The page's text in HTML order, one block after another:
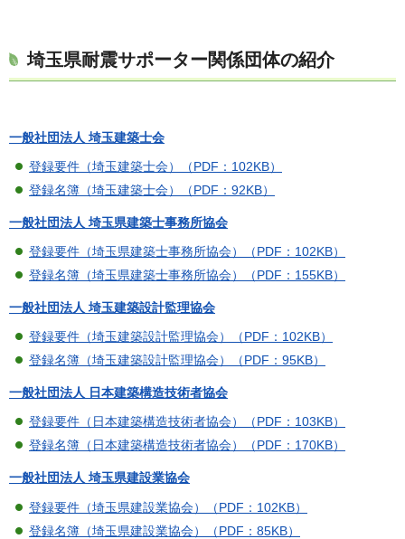
埼玉県耐震サポーター関係団体の紹介
一般社団法人 埼玉建築士会
登録要件（埼玉建築士会）（PDF：102KB）
登録名簿（埼玉建築士会）（PDF：92KB）
一般社団法人 埼玉県建築士事務所協会
登録要件（埼玉県建築士事務所協会）（PDF：102KB）
登録名簿（埼玉県建築士事務所協会）（PDF：155KB）
一般社団法人 埼玉建築設計監理協会
登録要件（埼玉建築設計監理協会）（PDF：102KB）
登録名簿（埼玉建築設計監理協会）（PDF：95KB）
一般社団法人 日本建築構造技術者協会
登録要件（日本建築構造技術者協会）（PDF：103KB）
登録名簿（日本建築構造技術者協会）（PDF：170KB）
一般社団法人 埼玉県建設業協会
登録要件（埼玉県建設業協会）（PDF：102KB）
登録名簿（埼玉県建設業協会）（PDF：85KB）